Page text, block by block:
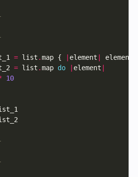
= list .map { element element
= list .map do element
10
p mapped_list_1
p mapped_list_2